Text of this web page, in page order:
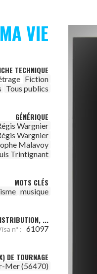
VIE
TECHNIQUE
Fiction
Tous publics
GÉNÉRIQUE
Wargnier
Wargnier
Malavoy
Trintignant
MOTS CLÉS
musique
...
n° : 61097
DE TOURNAGE
Mer (56470)